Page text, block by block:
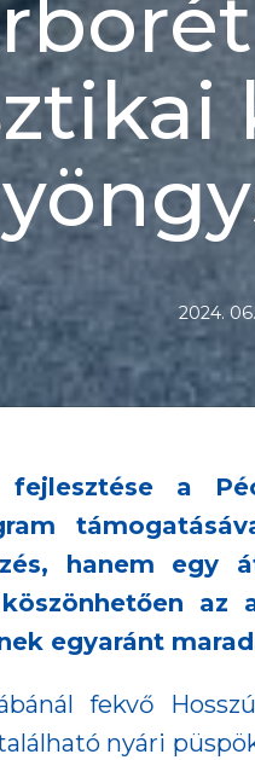
2024.
fejlesztése a
hanem
az
egyaránt
fekvő
nyári